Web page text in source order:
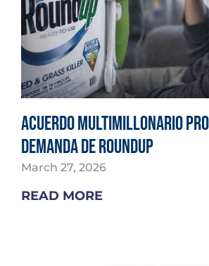
Acuerdo multimillonario
demanda de Roundup
March 27, 2026
READ MORE